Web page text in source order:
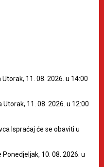
11. 08. 2026. u 14:00
Utorak, 11. 08. 2026. u 12:00
Ispraćaj će se obaviti u
10. 08. 2026. u